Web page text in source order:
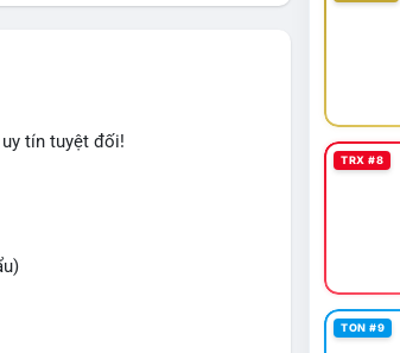
tín tuyệt đối!
TRX #8
TON #9